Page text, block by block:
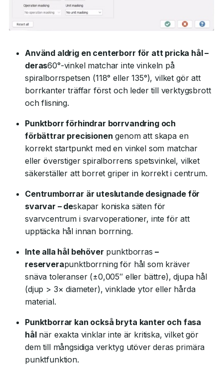
Använd aldrig en centerborr för att pricka hål –
deras60°-vinkel matchar inte vinkeln på
spiralborrspetsen (118° eller 135°), vilket gör att
borrkanter träffar först och leder till verktygsbrott
och flisning.
Punktborr förhindrar borrvandring och
förbättrar precisionen genom att skapa en
korrekt startpunkt med en vinkel som matchar
eller överstiger spiralborrens spetsvinkel, vilket
säkerställer att borret griper in korrekt i centrum.
Centrumborrar är uteslutande designade för
svarvar – deskapar koniska säten för
svarvcentrum i svarvoperationer, inte för att
upptäcka hål innan borrning.
Inte alla hål behöver punktborras –
reserverapunktborrning för hål som kräver
snäva toleranser (±0,005″ eller bättre), djupa hål
(djup > 3× diameter), vinklade ytor eller hårda
material.
Punktborrar kan också bryta kanter och fasa
hålnär exakta vinklar inte är kritiska, vilket gör
dem till mångsidiga verktyg utöver deras primära
punktfunktion.